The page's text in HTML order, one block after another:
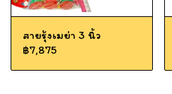
สายรุ้งเมย่า 3 นิ้ว
฿7,875